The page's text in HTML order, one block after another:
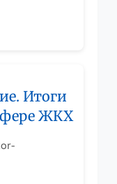
Итоги
ЖКХ
-